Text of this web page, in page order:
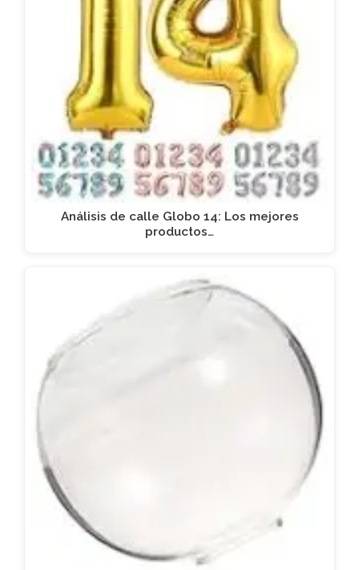
Análisis de calle Globo 14: Los mejores
productos…